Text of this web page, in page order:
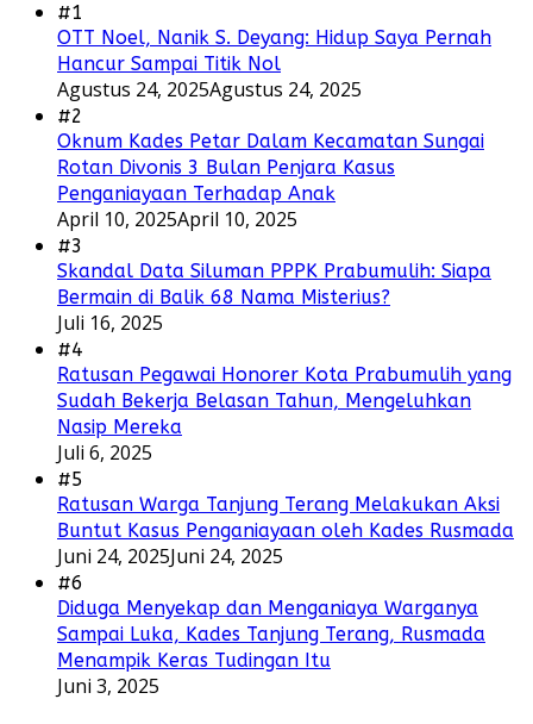
#1
OTT Noel, Nanik S. Deyang: Hidup Saya Pernah
Hancur Sampai Titik Nol
Agustus 24, 2025Agustus 24, 2025
#2
Oknum Kades Petar Dalam Kecamatan Sungai
Rotan Divonis 3 Bulan Penjara Kasus
Penganiayaan Terhadap Anak
April 10, 2025April 10, 2025
#3
Skandal Data Siluman PPPK Prabumulih: Siapa
Bermain di Balik 68 Nama Misterius?
Juli 16, 2025
#4
Ratusan Pegawai Honorer Kota Prabumulih yang
Sudah Bekerja Belasan Tahun, Mengeluhkan
Nasip Mereka
Juli 6, 2025
#5
Ratusan Warga Tanjung Terang Melakukan Aksi
Buntut Kasus Penganiayaan oleh Kades Rusmada
Juni 24, 2025Juni 24, 2025
#6
Diduga Menyekap dan Menganiaya Warganya
Sampai Luka, Kades Tanjung Terang, Rusmada
Menampik Keras Tudingan Itu
Juni 3, 2025